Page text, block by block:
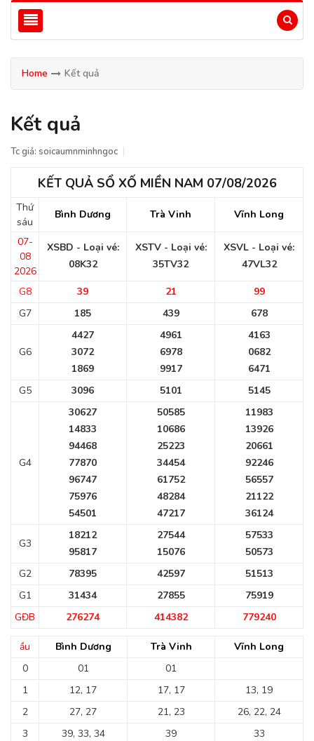
Home Kết quả
Kết quả
Tc giả: soicaumnminhngoc
KẾT QUẢ SỔ XỐ MIỀN NAM 07/08/2026
Thứ
sáu
Bình Dương Trà Vinh Vĩnh Long
07-
08
2026
XSBD - Loại vé:
08K32
XSTV - Loại vé:
35TV32
XSVL - Loại vé:
47VL32
G8 39 21
99
G7
185 439 678
G6
4427
3072
1869
4961
6978
9917
4163
0682
6471
G5
3096 5101 5145
G4
30627
14833
94468
77870
96747
75976
54501
50585
10686
25223
34454
61752
48284
47217
11983
13926
20661
92246
56557
21122
36124
G3
18212
95817
27544
15076
57533
50573
G2
78395 42597
51513
G1
31434 27855
75919
GĐB
276274 414382 779240
ầu Bình Dương Trà Vinh
Vĩnh Long
0
01
01
1
12, 17 17, 17
13, 19
2
27, 27 21, 23
26, 22, 24
3
39, 33, 34 39
33